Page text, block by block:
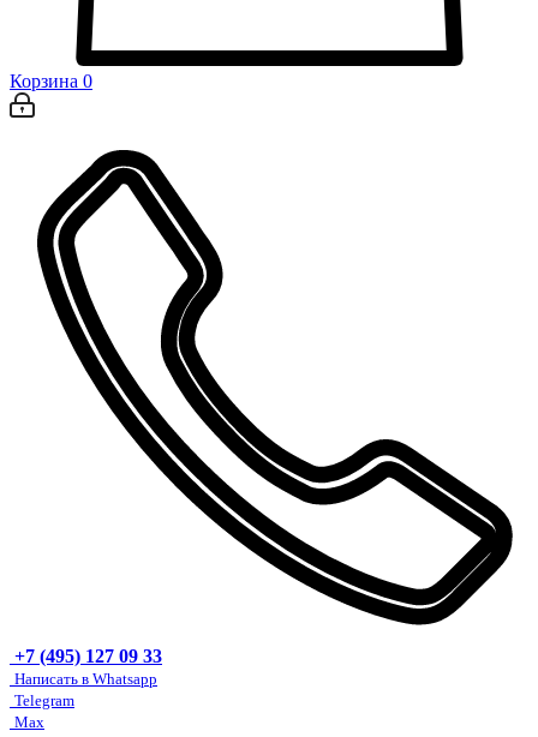
Корзина 0
+7 (495) 127 09 33
Написать в Whatsapp
Telegram
Max